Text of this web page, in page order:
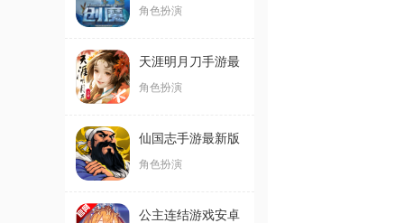
方版
角色扮演
天涯明月刀手游最
新版
角色扮演
仙国志手游最新版
角色扮演
公主连结游戏安卓